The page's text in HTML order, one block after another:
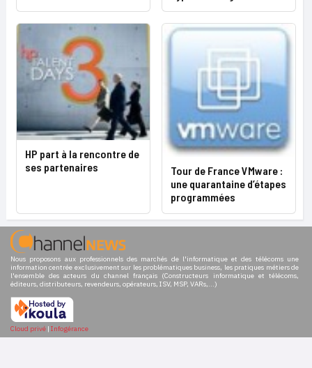
HP part à la rencontre de
ses partenaires
Tour de France VMware :
une quarantaine d’étapes
programmées
Nous proposons aux professionnels des marchés de l'informatique et des télécoms une
information centrée exclusivement sur les problématiques business, les pratiques métiers de
l'ensemble des acteurs du channel français (Constructeurs informatique et télécoms,
éditeurs, distributeurs, revendeurs, opérateurs, ISV, MSP, VARs,...)
Cloud privé | Infogérance